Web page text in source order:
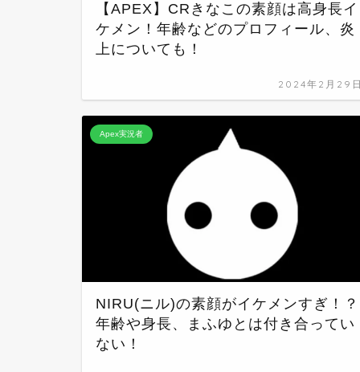
【APEX】CRきなこの素顔は高身長イ
ケメン！年齢などのプロフィール、炎
上についても！
2024年2月29日
Apex実況者
NIRU(ニル)の素顔がイケメンすぎ！？
年齢や身長、まふゆとは付き合ってい
ない！